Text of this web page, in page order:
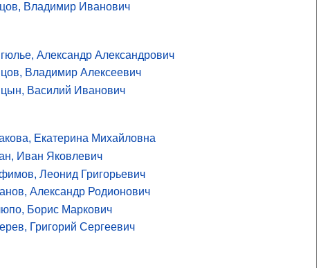
Владимир Иванович
Александр Александрович
Владимир Алексеевич
Василий Иванович
Екатерина Михайловна
Иван Яковлевич
Леонид Григорьевич
Александр Родионович
Борис Маркович
Григорий Сергеевич